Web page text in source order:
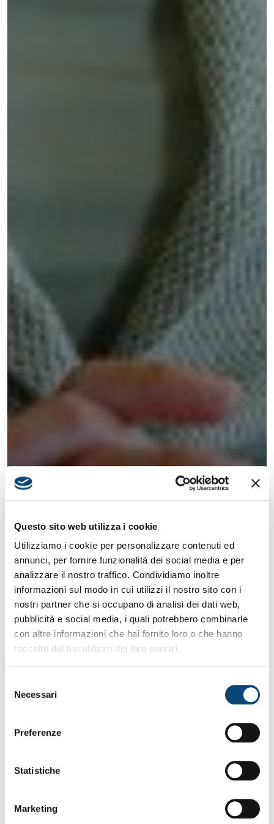
Questo sito web utilizza i cookie
Utilizziamo i cookie per personalizzare contenuti ed
annunci, per fornire funzionalità dei social media e per
analizzare il nostro traffico. Condividiamo inoltre
informazioni sul modo in cui utilizzi il nostro sito con i
nostri partner che si occupano di analisi dei dati web,
pubblicità e social media, i quali potrebbero combinarle
con altre informazioni che hai fornito loro o che hanno
raccolto dal tuo utilizzo dei loro servizi.
delNecessari
Preferenze
Statistiche
Marketing